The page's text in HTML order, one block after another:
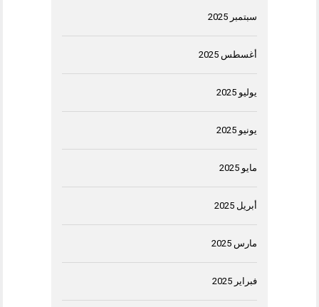
سبتمبر 2025
أغسطس 2025
يوليو 2025
يونيو 2025
مايو 2025
أبريل 2025
مارس 2025
فبراير 2025